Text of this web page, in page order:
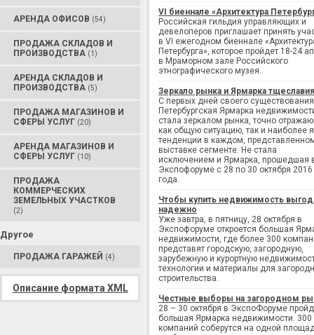
АРЕНДА ОФИСОВ (54)
ПРОДАЖА СКЛАДОВ И
ПРОИЗВОДСТВА (1)
АРЕНДА СКЛАДОВ И
ПРОИЗВОДСТВА (5)
ПРОДАЖА МАГАЗИНОВ И
СФЕРЫ УСЛУГ (20)
АРЕНДА МАГАЗИНОВ И
СФЕРЫ УСЛУГ (10)
ПРОДАЖА
КОММЕРЧЕСКИХ
ЗЕМЕЛЬНЫХ УЧАСТКОВ
(2)
Другое
ПРОДАЖА ГАРАЖЕЙ (4)
Описание формата XML
VI биеннале «Архитектура
Российская гильдия управляющих и
девелоперов приглашает принять
в VI ежегодном биеннале
Петербурга», которое пройдет 18-24
в Мраморном зале Российского
этнографического музея.
Зеркало рынка и Ярмарка тщеславия
С первых дней своего существования
Петербургская Ярмарка
стала зеркалом рынка, точно
как общую ситуацию, так и наиболее
тенденции в каждом,
выставке сегменте. Не стала
исключением и Ярмарка, прошедшая
Экспофоруме с 28 по 30 октября 2016
года.
Чтобы купить недвижимость
надежно
Уже завтра, в пятницу, 28 октября в
Экспофоруме откроется большая
недвижимости, где более 300
представят городскую, загородную,
зарубежную и курортную
технологии и материалы для
строительства.
Честные выборы на загородном
28 – 30 октября в ЭкспоФоруме
большая Ярмарка недвижимости. 300
компаний соберутся на одной